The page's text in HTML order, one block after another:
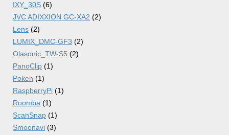
IXY_30S (6)
JVC ADIXXION GC-XA2 (2)
Lens (2)
LUMIX_DMC-GF3 (2)
Olasonic_TW-S5 (2)
PanoClip (1)
Poken (1)
RaspberryPi (1)
Roomba (1)
ScanSnap (1)
Smoonavi (3)